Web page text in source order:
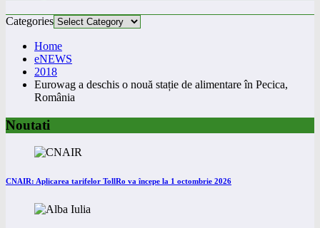
Categories
Home
eNEWS
2018
Eurowag a deschis o nouă stație de alimentare în Pecica,
România
Noutati
CNAIR: Aplicarea tarifelor TollRo va începe la 1 octombrie 2026